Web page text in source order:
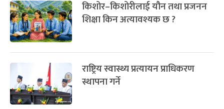
किशोर–किशोरीलाई यौन तथा प्रजनन
शिक्षा किन अत्यावश्यक छ ?
राष्ट्रिय स्वास्थ्य प्रत्यायन प्राधिकरण
स्थापना गर्ने